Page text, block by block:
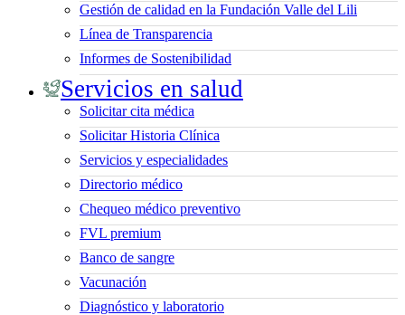
Gestión de calidad en la Fundación Valle del Lili
Línea de Transparencia
Informes de Sostenibilidad
Servicios en salud
Solicitar cita médica
Solicitar Historia Clínica
Servicios y especialidades
Directorio médico
Chequeo médico preventivo
FVL premium
Banco de sangre
Vacunación
Diagnóstico y laboratorio